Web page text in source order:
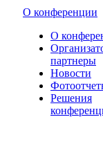
О конференции
О
партнеры
Новости
Решения